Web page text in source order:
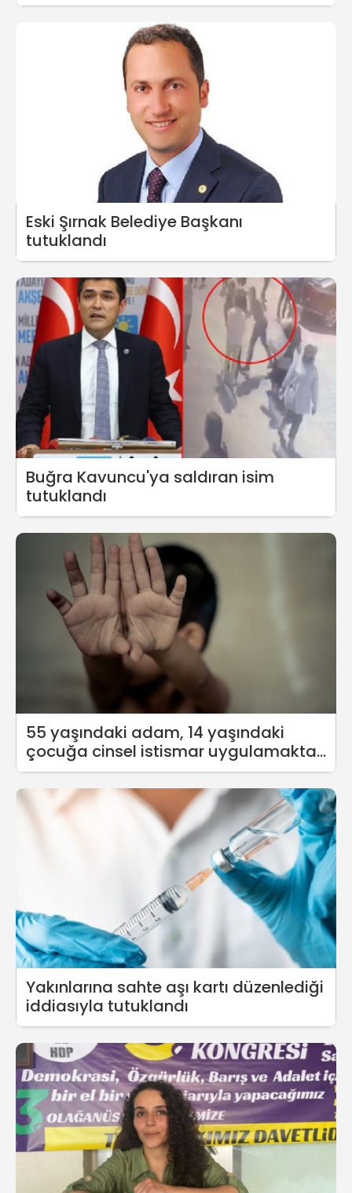
Eski Şırnak Belediye Başkanı
tutuklandı
Buğra Kavuncu'ya saldıran isim
tutuklandı
55 yaşındaki adam, 14 yaşındaki
çocuğa cinsel istismar uygulamaktan
tutuklandı
Yakınlarına sahte aşı kartı düzenlediği
iddiasıyla tutuklandı